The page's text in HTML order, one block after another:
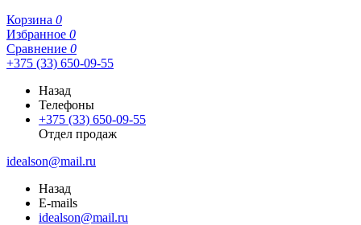
Корзина 0
Избранное 0
Сравнение 0
+375 (33) 650-09-55
Назад
Телефоны
+375 (33) 650-09-55
Отдел продаж
idealson@mail.ru
Назад
E-mails
idealson@mail.ru